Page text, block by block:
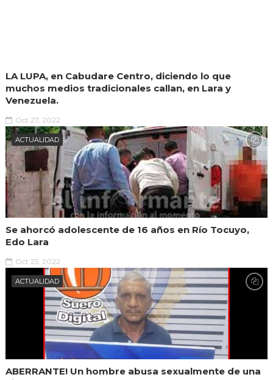
LA LUPA, en Cabudare Centro, diciendo lo que
muchos medios tradicionales callan, en Lara y
Venezuela.
Oct 27, 2022
ACTUALIDAD
Se ahorcó adolescente de 16 años en Río Tocuyo,
Edo Lara
Oct 25, 2022
ACTUALIDAD
ABERRANTE! Un hombre abusa sexualmente de una